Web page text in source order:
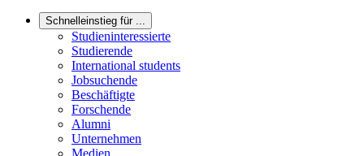
Schnelleinstieg für ...
Studieninteressierte
Studierende
International students
Jobsuchende
Beschäftigte
Forschende
Alumni
Unternehmen